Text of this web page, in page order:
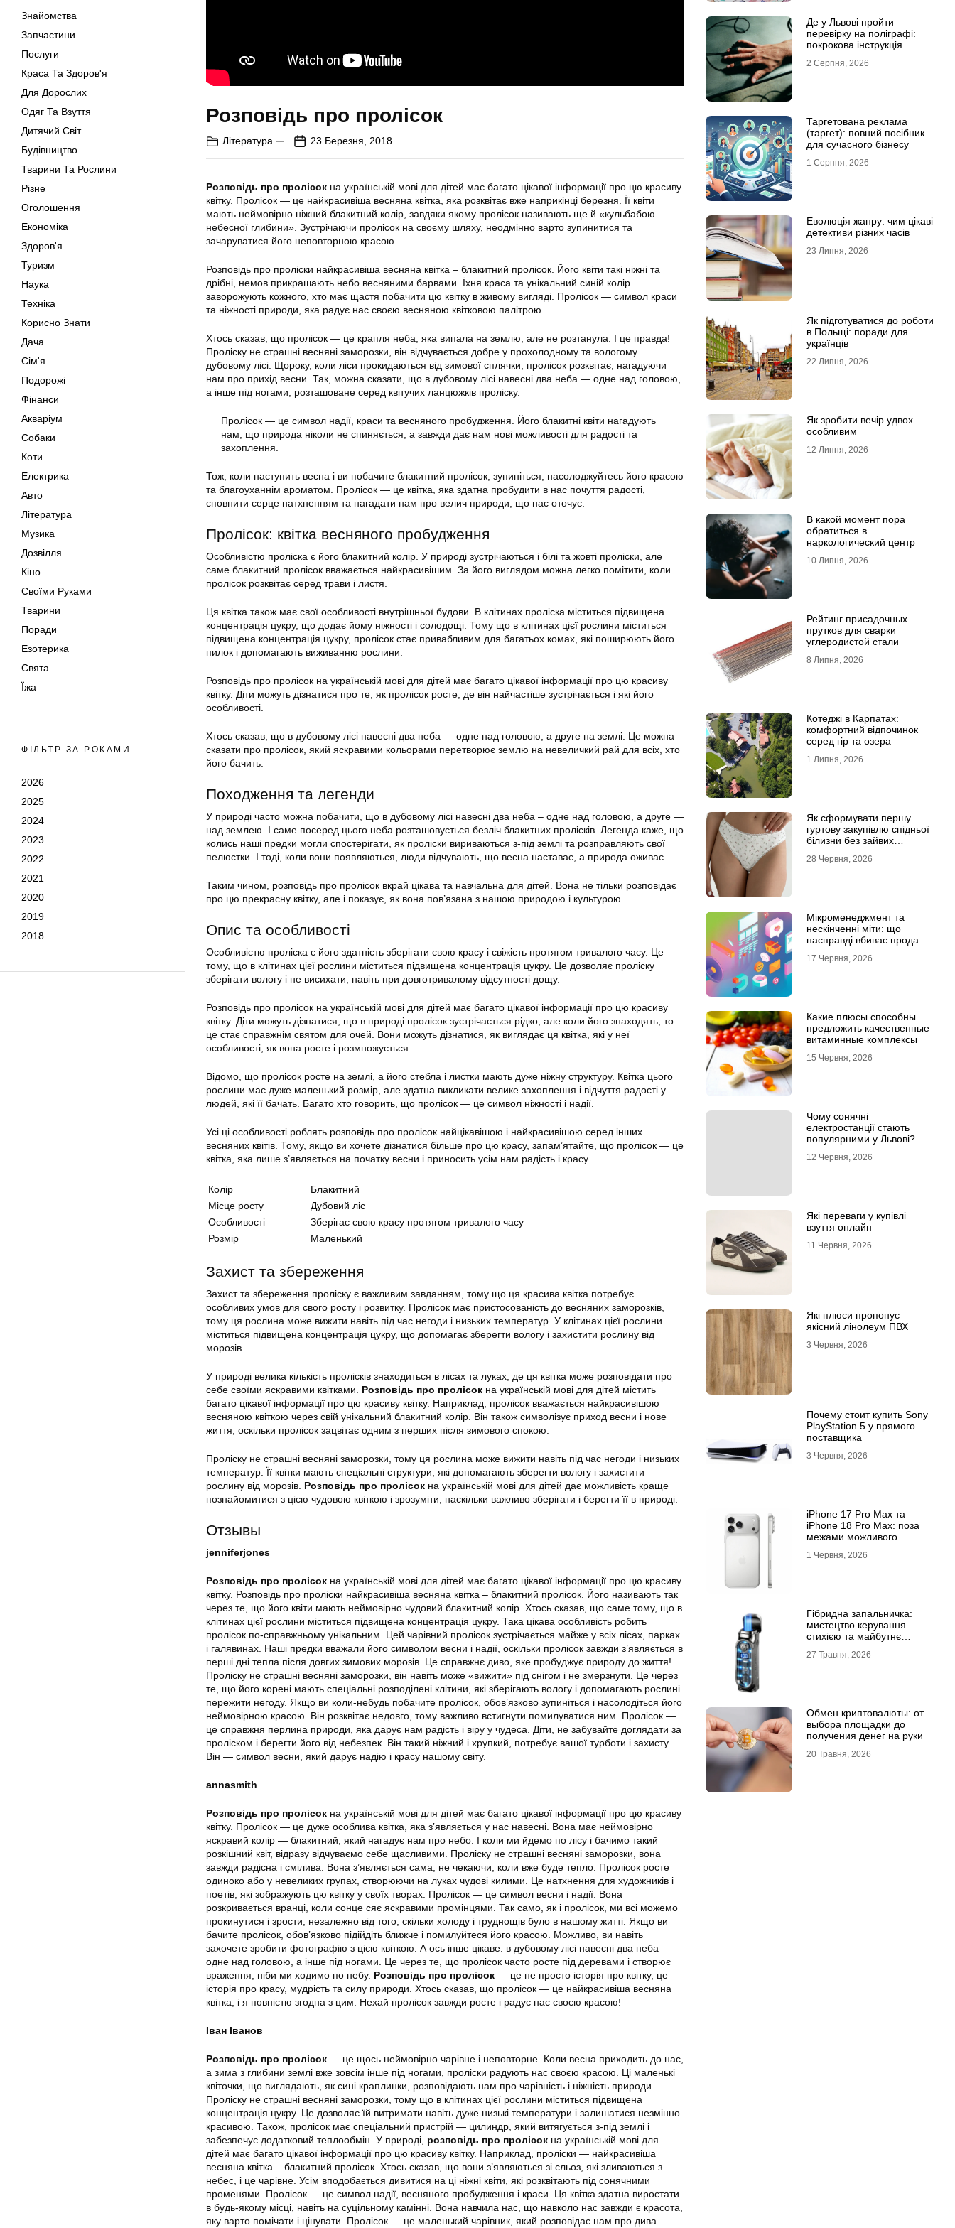
Знайомства
Запчастини
Послуги
Краса Та Здоров'я
Для Дорослих
Одяг Та Взуття
Дитячий Світ
Будівництво
Тварини Та Рослини
Різне
Оголошення
Економіка
Здоров'я
Туризм
Наука
Техніка
Корисно Знати
Дача
Сім'я
Подорожі
Фінанси
Акваріум
Собаки
Коти
Електрика
Авто
Література
Музика
Дозвілля
Кіно
Своїми Руками
Тварини
Поради
Езотерика
Свята
Їжа
ФІЛЬТР ЗА РОКАМИ
2026
2025
2024
2023
2022
2021
2020
2019
2018
Розповідь про пролісок
Література 23 Березня, 2018
Розповідь про пролісок на українській мові для дітей має багато цікавої інформації про цю красиву
квітку. Пролісок — це найкрасивіша весняна квітка, яка розквітає вже наприкінці березня. Її квіти
мають неймовірно ніжний блакитний колір, завдяки якому пролісок називають ще й «кульбабою
небесної глибини». Зустрічаючи пролісок на своєму шляху, неодмінно варто зупинитися та
зачаруватися його неповторною красою.
Розповідь про проліски найкрасивіша весняна квітка – блакитний пролісок. Його квіти такі ніжні та
дрібні, немов прикрашають небо весняними барвами. Їхня краса та унікальний синій колір
заворожують кожного, хто має щастя побачити цю квітку в живому вигляді. Пролісок — символ краси
та ніжності природи, яка радує нас своєю весняною квітковою палітрою.
Хтось сказав, що пролісок — це крапля неба, яка випала на землю, але не розтанула. І це правда!
Проліску не страшні весняні заморозки, він відчувається добре у прохолодному та вологому
дубовому лісі. Щороку, коли ліси прокидаються від зимової сплячки, пролісок розквітає, нагадуючи
нам про прихід весни. Так, можна сказати, що в дубовому лісі навесні два неба — одне над головою,
а інше під ногами, розташоване серед квітучих ланцюжків проліску.
Пролісок — це символ надії, краси та весняного пробудження. Його блакитні квіти нагадують
нам, що природа ніколи не спиняється, а завжди дає нам нові можливості для радості та
захоплення.
Тож, коли наступить весна і ви побачите блакитний пролісок, зупиніться, насолоджуйтесь його красою
та благоуханнім ароматом. Пролісок — це квітка, яка здатна пробудити в нас почуття радості,
сповнити серце натхненням та нагадати нам про велич природи, що нас оточує.
Пролісок: квітка весняного пробудження
Особливістю проліска є його блакитний колір. У природі зустрічаються і білі та жовті проліски, але
саме блакитний пролісок вважається найкрасивішим. За його виглядом можна легко помітити, коли
пролісок розквітає серед трави і листя.
Ця квітка також має свої особливості внутрішньої будови. В клітинах проліска міститься підвищена
концентрація цукру, що додає йому ніжності і солодощі. Тому що в клітинах цієї рослини міститься
підвищена концентрація цукру, пролісок стає привабливим для багатьох комах, які поширюють його
пилок і допомагають виживанню рослини.
Розповідь про пролісок на українській мові для дітей має багато цікавої інформації про цю красиву
квітку. Діти можуть дізнатися про те, як пролісок росте, де він найчастіше зустрічається і які його
особливості.
Хтось сказав, що в дубовому лісі навесні два неба — одне над головою, а друге на землі. Це можна
сказати про пролісок, який яскравими кольорами перетворює землю на невеличкий рай для всіх, хто
його бачить.
Походження та легенди
У природі часто можна побачити, що в дубовому лісі навесні два неба – одне над головою, а друге —
над землею. І саме посеред цього неба розташовується безліч блакитних пролісків. Легенда каже, що
колись наші предки могли спостерігати, як проліски вириваються з-під землі та розправляють свої
пелюстки. І тоді, коли вони появляються, люди відчувають, що весна наставає, а природа оживає.
Таким чином, розповідь про пролісок вкрай цікава та навчальна для дітей. Вона не тільки розповідає
про цю прекрасну квітку, але і показує, як вона пов’язана з нашою природою і культурою.
Опис та особливості
Особливістю проліска є його здатність зберігати свою красу і свіжість протягом тривалого часу. Це
тому, що в клітинах цієї рослини міститься підвищена концентрація цукру. Це дозволяє проліску
зберігати вологу і не висихати, навіть при довготривалому відсутності дощу.
Розповідь про пролісок на українській мові для дітей має багато цікавої інформації про цю красиву
квітку. Діти можуть дізнатися, що в природі пролісок зустрічається рідко, але коли його знаходять, то
це стає справжнім святом для очей. Вони можуть дізнатися, як виглядає ця квітка, які у неї
особливості, як вона росте і розмножується.
Відомо, що пролісок росте на землі, а його стебла і листки мають дуже ніжну структуру. Квітка цього
рослини має дуже маленький розмір, але здатна викликати велике захоплення і відчуття радості у
людей, які її бачать. Багато хто говорить, що пролісок — це символ ніжності і надії.
Усі ці особливості роблять розповідь про пролісок найцікавішою і найкрасивішою серед інших
весняних квітів. Тому, якщо ви хочете дізнатися більше про цю красу, запам’ятайте, що пролісок — це
квітка, яка лише з’являється на початку весни і приносить усім нам радість і красу.
Колір
Блакитний
Місце росту
Дубовий ліс
Особливості
Зберігає свою красу протягом тривалого часу
Розмір
Маленький
Захист та збереження
Захист та збереження проліску є важливим завданням, тому що ця красива квітка потребує
особливих умов для свого росту і розвитку. Пролісок має пристосованість до весняних заморозків,
тому ця рослина може вижити навіть під час негоди і низьких температур. У клітинах цієї рослини
міститься підвищена концентрація цукру, що допомагає зберегти вологу і захистити рослину від
морозів.
У природі велика кількість пролісків знаходиться в лісах та луках, де ця квітка може розповідати про
себе своїми яскравими квітками. Розповідь про пролісок на українській мові для дітей містить
багато цікавої інформації про цю красиву квітку. Наприклад, пролісок вважається найкрасивішою
весняною квіткою через свій унікальний блакитний колір. Він також символізує приход весни і нове
життя, оскільки пролісок зацвітає одним з перших після зимового спокою.
Проліску не страшні весняні заморозки, тому ця рослина може вижити навіть під час негоди і низьких
температур. Її квітки мають спеціальні структури, які допомагають зберегти вологу і захистити
рослину від морозів. Розповідь про пролісок на українській мові для дітей дає можливість краще
познайомитися з цією чудовою квіткою і зрозуміти, наскільки важливо зберігати і берегти її в природі.
Отзывы
jenniferjones
Розповідь про пролісок на українській мові для дітей має багато цікавої інформації про цю красиву
квітку. Розповідь про проліски найкрасивіша весняна квітка – блакитний пролісок. Його називають так
через те, що його квіти мають неймовірно чудовий блакитний колір. Хтось сказав, що саме тому, що в
клітинах цієї рослини міститься підвищена концентрація цукру. Така цікава особливість робить
пролісок по-справжньому унікальним. Цей чарівний пролісок зустрічається майже у всіх лісах, парках
і галявинах. Наші предки вважали його символом весни і надії, оскільки пролісок завжди з’являється в
перші дні тепла після довгих зимових морозів. Це справжнє диво, яке пробуджує природу до життя!
Проліску не страшні весняні заморозки, він навіть може «вижити» під снігом і не змерзнути. Це через
те, що його корені мають спеціальні розподілені клітини, які зберігають вологу і допомагають рослині
пережити негоду. Якщо ви коли-небудь побачите пролісок, обов’язково зупиніться і насолодіться його
неймовірною красою. Він розквітає недовго, тому важливо встигнути помилуватися ним. Пролісок —
це справжня перлина природи, яка дарує нам радість і віру у чудеса. Діти, не забувайте доглядати за
проліском і берегти його від небезпек. Він такий ніжний і хрупкий, потребує вашої турботи і захисту.
Він — символ весни, який дарує надію і красу нашому світу.
annasmith
Розповідь про пролісок на українській мові для дітей має багато цікавої інформації про цю красиву
квітку. Пролісок — це дуже особлива квітка, яка з’являється у нас навесні. Вона має неймовірно
яскравий колір — блакитний, який нагадує нам про небо. І коли ми йдемо по лісу і бачимо такий
розкішний квіт, відразу відчуваємо себе щасливими. Проліску не страшні весняні заморозки, вона
завжди радісна і смілива. Вона з’являється сама, не чекаючи, коли вже буде тепло. Пролісок росте
одиноко або у невеликих групах, створюючи на луках чудові килими. Це натхнення для художників і
поетів, які зображують цю квітку у своїх творах. Пролісок — це символ весни і надії. Вона
розкривається вранці, коли сонце сяє яскравими промінцями. Так само, як і пролісок, ми всі можемо
прокинутися і зрости, незалежно від того, скільки холоду і труднощів було в нашому житті. Якщо ви
бачите пролісок, обов’язково підійдіть ближче і помилуйтеся його красою. Можливо, ви навіть
захочете зробити фотографію з цією квіткою. А ось інше цікаве: в дубовому лісі навесні два неба –
одне над головою, а інше під ногами. Це через те, що пролісок часто росте під деревами і створює
враження, ніби ми ходимо по небу. Розповідь про пролісок — це не просто історія про квітку, це
історія про красу, мудрість та силу природи. Хтось сказав, що пролісок — це найкрасивіша весняна
квітка, і я повністю згодна з цим. Нехай пролісок завжди росте і радує нас своєю красою!
Іван Іванов
Розповідь про пролісок — це щось неймовірно чарівне і неповторне. Коли весна приходить до нас,
а зима з глибини землі вже зовсім інше під ногами, проліски радують нас своєю красою. Ці маленькі
квіточки, що виглядають, як сині краплинки, розповідають нам про чарівність і ніжність природи.
Проліску не страшні весняні заморозки, тому що в клітинах цієї рослини міститься підвищена
концентрація цукру. Це дозволяє їй витримати навіть дуже низькі температури і залишатися незмінно
красивою. Також, пролісок має спеціальний пристрій — цилиндр, який витягується з-під землі і
забезпечує додатковий теплообмін. У природі, розповідь про пролісок на українській мові для
дітей має багато цікавої інформації про цю красиву квітку. Наприклад, проліски — найкрасивіша
весняна квітка – блакитний пролісок. Хтось сказав, що вони з’являються зі сльоз, які зливаються з
небес, і це чарівне. Усім вподобається дивитися на ці ніжні квіти, які розквітають під сонячними
променями. Пролісок — це символ надії, весняного пробудження і краси. Ця квітка здатна виростати
в будь-якому місці, навіть на суцільному камінні. Вона навчила нас, що навколо нас завжди є красота,
яку варто помічати і цінувати. Пролісок — це маленький чарівник, який розповідає нам про дива
Де у Львові пройти
перевірку на поліграфі:
покрокова інструкція
2 Серпня, 2026
Таргетована реклама
(таргет): повний посібник
для сучасного бізнесу
1 Серпня, 2026
Еволюція жанру: чим цікаві
детективи різних часів
23 Липня, 2026
Як підготуватися до роботи
в Польщі: поради для
українців
22 Липня, 2026
Як зробити вечір удвох
особливим
12 Липня, 2026
В какой момент пора
обратиться в
наркологический центр
10 Липня, 2026
Рейтинг присадочных
прутков для сварки
углеродистой стали
8 Липня, 2026
Котеджі в Карпатах:
комфортний відпочинок
серед гір та озера
1 Липня, 2026
Як сформувати першу
гуртову закупівлю спідньої
білизни без зайвих
28 Червня, 2026
Мікроменеджмент та
нескінченні міти: що
насправді вбиває продажі
17 Червня, 2026
Какие плюсы способны
предложить качественные
витаминные комплексы
15 Червня, 2026
Чому сонячні
електростанції стають
популярними у Львові?
12 Червня, 2026
Які переваги у купівлі
взуття онлайн
11 Червня, 2026
Які плюси пропонує
якісний лінолеум ПВХ
3 Червня, 2026
Почему стоит купить Sony
PlayStation 5 у прямого
поставщика
3 Червня, 2026
iPhone 17 Pro Max та
iPhone 18 Pro Max: поза
межами можливого
1 Червня, 2026
Гібридна запальничка:
мистецтво керування
стихією та майбутнє
27 Травня, 2026
Обмен криптовалюты: от
выбора площадки до
получения денег на руки
20 Травня, 2026